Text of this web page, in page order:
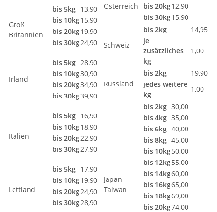
Groß
Britannien
bis 5kg 13,90
bis 10kg15,90
bis 20kg19,90
bis 30kg24,90
Irland
bis 5kg 28,90
bis 10kg30,90
bis 20kg34,90
bis 30kg39,90
Italien
bis 5kg 16,90
bis 10kg18,90
bis 20kg22,90
bis 30kg27,90
Lettland
bis 5kg 17,90
bis 10kg19,90
bis 20kg24,90
bis 30kg28,90
Österreich
bis 20kg12,90
bis 30kg15,90
Schweiz
bis 2kg
14,95
je
zusätzliches
kg
1,00
Russland
bis 2kg
19,90
jedes weitere
kg
1,00
Japan
Taiwan
bis 2kg 30,00
bis 4kg 35,00
bis 6kg 40,00
bis 8kg 45,00
bis 10kg50,00
bis 12kg55,00
bis 14kg60,00
bis 16kg65,00
bis 18kg69,00
bis 20kg74,00